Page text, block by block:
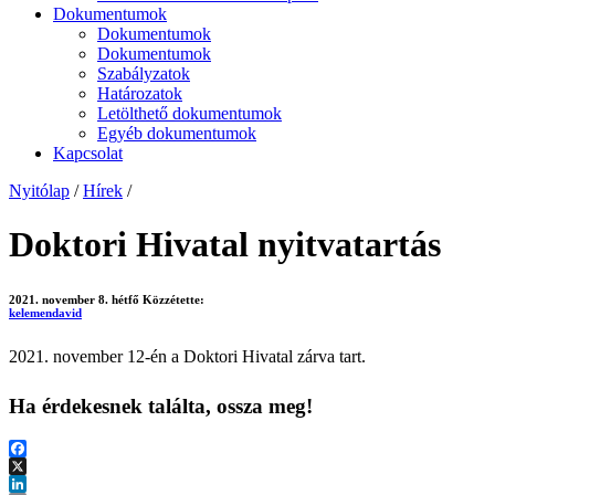
Dokumentumok
Dokumentumok
Dokumentumok
Szabályzatok
Határozatok
Letölthető dokumentumok
Egyéb dokumentumok
Kapcsolat
Nyitólap / Hírek /
Doktori Hivatal nyitvatartás
2021. november 8. hétfő Közzétette:
kelemendavid
2021. november 12-én a Doktori Hivatal zárva tart.
Ha érdekesnek találta, ossza meg!
Facebook
X